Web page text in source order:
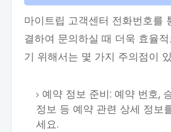
마이트립 고객센터 전화번호를
결하여 문의하실 때 더욱 효율
기 위해서는 몇 가지 주의점이
예약 정보 준비: 예약 번호,
정보 등 예약 관련 상세 정보
세요.